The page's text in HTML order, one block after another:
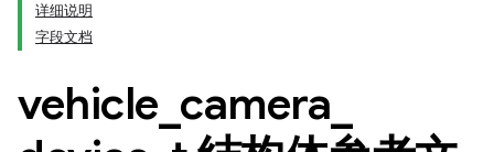
详细说明
字段文档
vehicle camera